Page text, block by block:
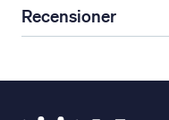
Recensioner